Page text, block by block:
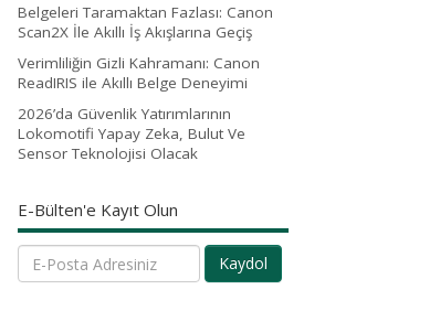
Belgeleri Taramaktan Fazlası: Canon
Scan2X İle Akıllı İş Akışlarına Geçiş
Verimliliğin Gizli Kahramanı: Canon
ReadIRIS ile Akıllı Belge Deneyimi
2026’da Güvenlik Yatırımlarının
Lokomotifi Yapay Zeka, Bulut Ve
Sensor Teknolojisi Olacak
E-Bülten'e Kayıt Olun
Kaydol